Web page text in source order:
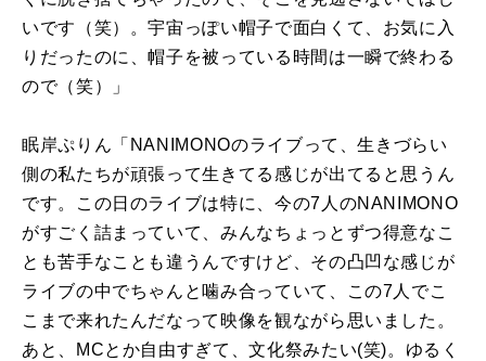
いです（笑）。宇宙っぽい帽子で面白くて、お気に入
りだったのに、帽子を被っている時間は一瞬で終わる
ので（笑）」
眠岸ぷりん「 NANIMONOのライブって、生きづらい
側の私たちが頑張って生きてる感じが出てると思うん
です。この日のライブは特に、今の7 人のNANIMONO
がすごく詰まっていて、みんなちょっとずつ得意なこ
とも苦手なことも違うんですけど、その凸凹な感じが
ライブの中でちゃんと噛み合っていて、この7人でこ
こまで来れたんだなって映像を観ながら思いました。
あと、
MCとか自由すぎて、文化祭みたい(笑)。ゆるく